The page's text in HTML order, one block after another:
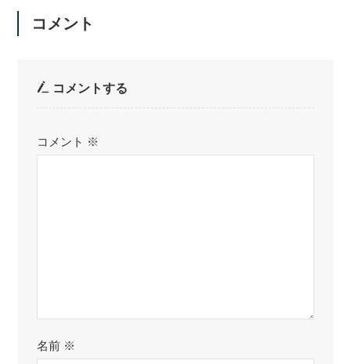
コメント
コメントする
コメント ※
名前 ※